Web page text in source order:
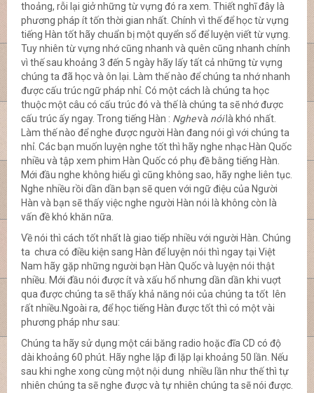
thoảng, rỗi lại giở những từ vựng đó ra xem. Thiết nghĩ đây là
phương pháp ít tốn thời gian nhất. Chính vì thế để học từ vựng
tiếng Hàn tốt hãy chuẩn bị một quyển sổ để luyện viết từ vựng.
Tuy nhiên từ vựng nhớ cũng nhanh và quên cũng nhanh chính
vì thế sau khoảng 3 đến 5 ngày hãy lấy tất cả những từ vựng
chúng ta đã học và ôn lại. Làm thế nào để chúng ta nhớ nhanh
được cấu trúc ngữ pháp nhỉ. Có một cách là chúng ta học
thuộc một câu có cấu trúc đó và thế là chúng ta sẽ nhớ được
cấu trúc ấy ngay. Trong tiếng Hàn : Nghevà nóilà khó nhất.
Làm thế nào để nghe được người Hàn đang nói gì với chúng ta
nhỉ. Các bạn muốn luyện nghe tốt thì hãy nghe nhạc Hàn Quốc
nhiều và tập xem phim Hàn Quốc có phụ đề bằng tiếng Hàn.
Mới đầu nghe không hiểu gì cũng không sao, hãy nghe liên tục.
Nghe nhiều rồi dần dần bạn sẽ quen với ngữ điệu của Người
Hàn và bạn sẽ thấy việc nghe người Hàn nói là không còn là
vấn đề khó khăn nữa.
Về nói thì cách tốt nhất là giao tiếp nhiều với người Hàn. Chúng
ta chưa có điều kiện sang Hàn để luyện nói thì ngay tại Việt
Nam hãy gặp những người bạn Hàn Quốc và luyện nói thật
nhiều. Mới đầu nói được ít và xấu hổ nhưng dần dần khi vuợt
qua được chúng ta sẽ thấy khả năng nói của chúng ta tốt lên
rất nhiều.Ngoài ra, để học tiếng Hàn được tốt thì có một vài
phương pháp như sau:
Chúng ta hãy sử dụng một cái băng radio hoặc đĩa CD có độ
dài khoảng 60 phút. Hãy nghe lặp đi lặp lại khoảng 50 lần. Nếu
sau khi nghe xong cùng một nội dung nhiều lần như thế thì tự
nhiên chúng ta sẽ nghe được và tự nhiên chúng ta sẽ nói được.